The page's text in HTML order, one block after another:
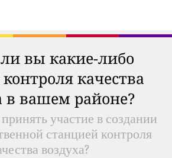
вы какие-либо
качества
в вашем районе?
участие в создании
станцией контроля
воздуха?